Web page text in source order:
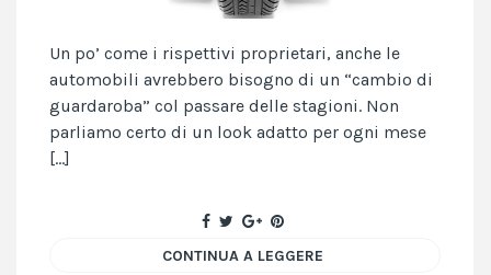
Un po’ come i rispettivi proprietari, anche le
automobili avrebbero bisogno di un “cambio di
guardaroba” col passare delle stagioni. Non
parliamo certo di un look adatto per ogni mese
[…]
CONTINUA A LEGGERE